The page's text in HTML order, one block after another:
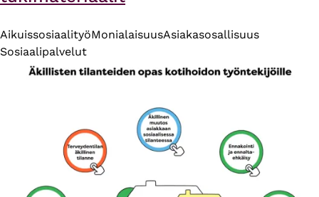
AikuissosiaalityöMonialaisuusAsiakasosallisuus
Sosiaalipalvelut